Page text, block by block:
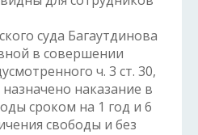
суда Багаутдинова
в совершении
ч. 3 ст. 30,
наказание в
сроком на 1 год и 6
свободы и без